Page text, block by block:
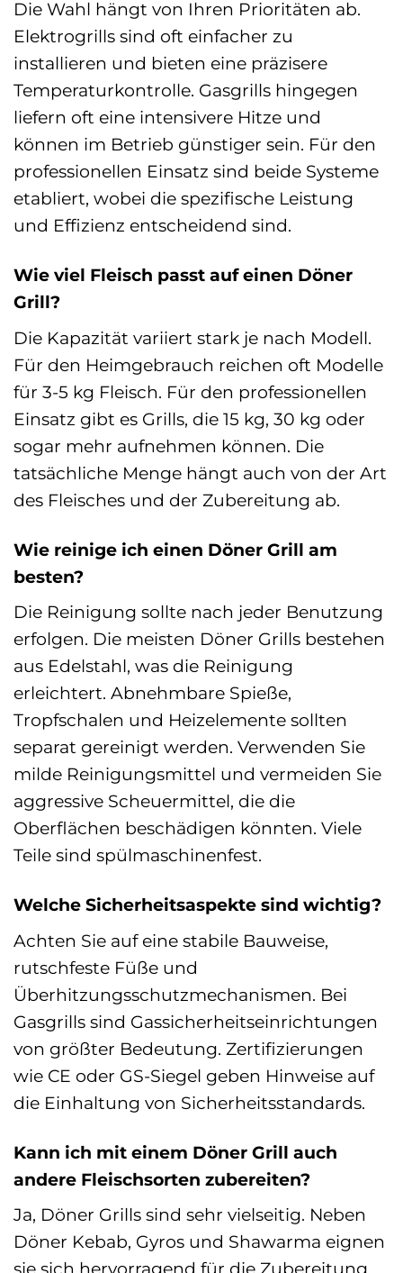
Die Wahl hängt von Ihren Prioritäten ab.
Elektrogrills sind oft einfacher zu
installieren und bieten eine präzisere
Temperaturkontrolle. Gasgrills hingegen
liefern oft eine intensivere Hitze und
können im Betrieb günstiger sein. Für den
professionellen Einsatz sind beide Systeme
etabliert, wobei die spezifische Leistung
und Effizienz entscheidend sind.
Wie viel Fleisch passt auf einen Döner
Grill?
Die Kapazität variiert stark je nach Modell.
Für den Heimgebrauch reichen oft Modelle
für 3-5 kg Fleisch. Für den professionellen
Einsatz gibt es Grills, die 15 kg, 30 kg oder
sogar mehr aufnehmen können. Die
tatsächliche Menge hängt auch von der Art
des Fleisches und der Zubereitung ab.
Wie reinige ich einen Döner Grill am
besten?
Die Reinigung sollte nach jeder Benutzung
erfolgen. Die meisten Döner Grills bestehen
aus Edelstahl, was die Reinigung
erleichtert. Abnehmbare Spieße,
Tropfschalen und Heizelemente sollten
separat gereinigt werden. Verwenden Sie
milde Reinigungsmittel und vermeiden Sie
aggressive Scheuermittel, die die
Oberflächen beschädigen könnten. Viele
Teile sind spülmaschinenfest.
Welche Sicherheitsaspekte sind wichtig?
Achten Sie auf eine stabile Bauweise,
rutschfeste Füße und
Überhitzungsschutzmechanismen. Bei
Gasgrills sind Gassicherheitseinrichtungen
von größter Bedeutung. Zertifizierungen
wie CE oder GS-Siegel geben Hinweise auf
die Einhaltung von Sicherheitsstandards.
Kann ich mit einem Döner Grill auch
andere Fleischsorten zubereiten?
Ja, Döner Grills sind sehr vielseitig. Neben
Döner Kebab, Gyros und Shawarma eignen